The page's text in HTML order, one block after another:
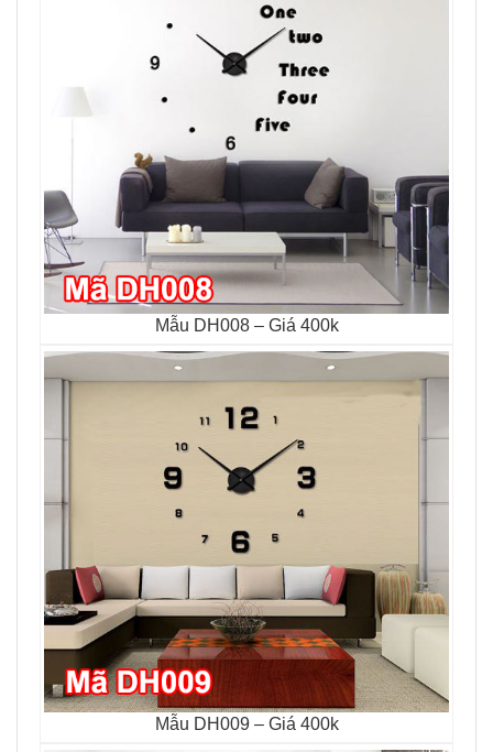
Mẫu DH008 – Giá 400k
Mẫu DH009 – Giá 400k